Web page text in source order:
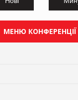
МЕНЮ КОНФЕРЕНЦІЇ